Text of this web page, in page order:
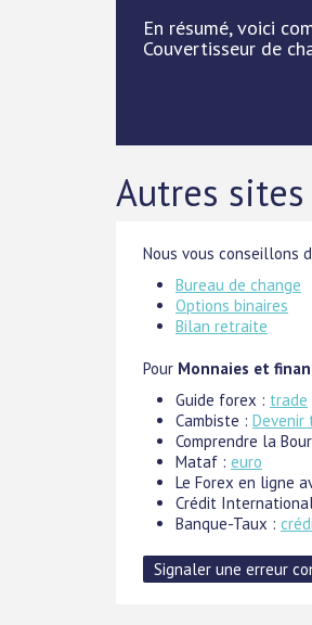
En résumé, voici
Couvertisseur de
Autres
Nous vous conseillons
Bureau de change
Options binaires
Bilan retraite
Pour Monnaies et
Guide forex : trade
Cambiste : Devenir
Comprendre la
Mataf : euro
Le Forex en ligne
Crédit
Banque-Taux :